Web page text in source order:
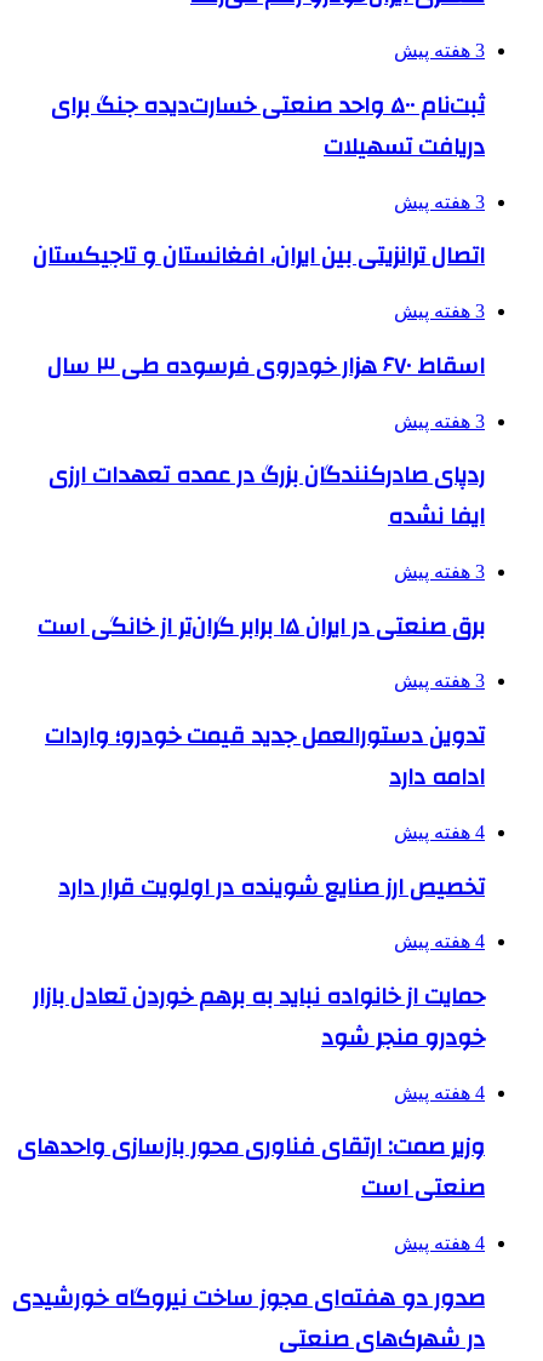
3 هفته پیش
ثبت‌نام ۵۰۰ واحد صنعتی خسارت‌دیده جنگ برای
دریافت تسهیلات
3 هفته پیش
اتصال ترانزیتی بین ایران، افغانستان و تاجیکستان
3 هفته پیش
اسقاط ۶۷۰ هزار خودروی فرسوده طی ۳ سال
3 هفته پیش
ردپای صادرکنندگان بزرگ در عمده تعهدات ارزی
ایفا نشده
3 هفته پیش
برق صنعتی در ایران ۱۵ برابر گران‌تر از خانگی است
3 هفته پیش
تدوین دستورالعمل جدید قیمت خودرو؛ واردات
ادامه دارد
4 هفته پیش
تخصیص ارز صنایع شوینده در اولویت قرار دارد
4 هفته پیش
حمایت از خانواده نباید به برهم خوردن تعادل بازار
خودرو منجر شود
4 هفته پیش
وزیر صمت: ارتقای فناوری محور بازسازی واحدهای
صنعتی است
4 هفته پیش
صدور دو هفته‌ای مجوز ساخت نیروگاه خورشیدی
در شهرک‌های صنعتی